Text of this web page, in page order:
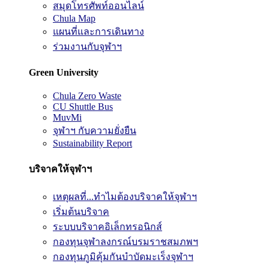
สมุดโทรศัพท์ออนไลน์
Chula Map
แผนที่และการเดินทาง
ร่วมงานกับจุฬาฯ
Green University
Chula Zero Waste
CU Shuttle Bus
MuvMi
จุฬาฯ กับความยั่งยืน
Sustainability Report
บริจาคให้จุฬาฯ
เหตุผลที่...ทำไมต้องบริจาคให้จุฬาฯ
เริ่มต้นบริจาค
ระบบบริจาคอิเล็กทรอนิกส์
กองทุนจุฬาลงกรณ์บรมราชสมภพฯ
กองทุนภูมิคุ้มกันบำบัดมะเร็งจุฬาฯ